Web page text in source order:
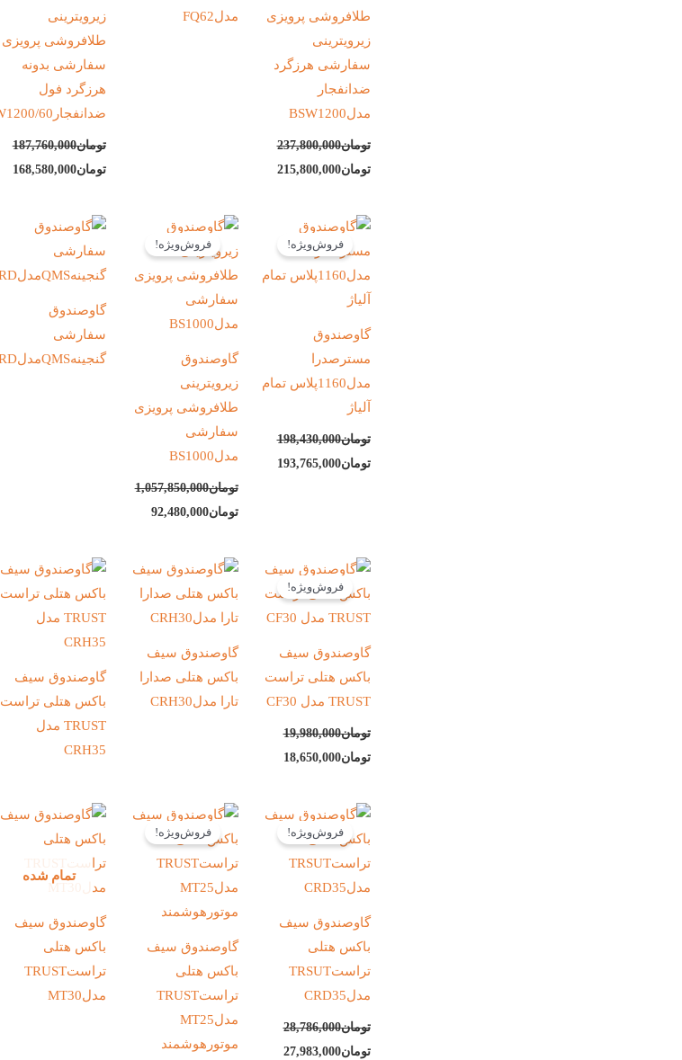
طلافروشی پرویزی
زیرویترینی
سفارشی هرزگرد
ضدانفجار
مدلBSW1200
تومان237,800,000
تومان215,800,000
مدلFQ62
زیرویترینی
طلافروشی پرویزی
سفارشی بدونه
هرزگرد فول
ضدانفجارBSW1200/60
تومان187,760,000
تومان168,580,000
فروش‌ویژه!
گاوصندوق
مسترصدرا
مدل1160پلاس تمام
آلیاژ
تومان198,430,000
قیمت
اصلی:
تومان198,430,000
بود.
تومان193,765,000
فروش‌ویژه!
گاوصندوق
زیرویترینی
طلافروشی پرویزی
سفارشی
مدلBS1000
تومان1,057,850,000
قیمت
اصلی:
تومان1,057,850,000
بود.
تومان92,480,000
تومان92,480,000.
گاوصندوق
سفارشی
گنجینهQMSمدلSM800KRDدیجیتالی
فروش‌ویژه!
گاوصندوق سیف
باکس هتلی تراست
TRUST مدل CF30
تومان19,980,000
قیمت
اصلی:
تومان19,980,000
بود.
تومان18,650,000
قیمت
فعلی:
تومان18,650,000.
گاوصندوق سیف
باکس هتلی صدارا
تارا مدلCRH30
گاوصندوق سیف
باکس هتلی تراست
TRUST مدل
CRH35
فروش‌ویژه!
گاوصندوق سیف
باکس هتلی
تراستTRSUT
مدلCRD35
تومان28,786,000
قیمت
اصلی:
تومان28,786,000
بود.
تومان27,983,000
قیمت
فعلی:
تومان27,983,000.
فروش‌ویژه!
گاوصندوق سیف
باکس هتلی
تراستTRUST
مدلMT25
موتورهوشمند
قیمت
اصلی:
تومان269,685,000
بود.
قیمت
فعلی:
تومان24,753,000.
تمام شده
گاوصندوق سیف
باکس هتلی
تراستTRUST
مدلMT30